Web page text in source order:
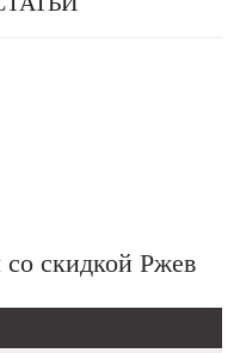
скидкой Ржев